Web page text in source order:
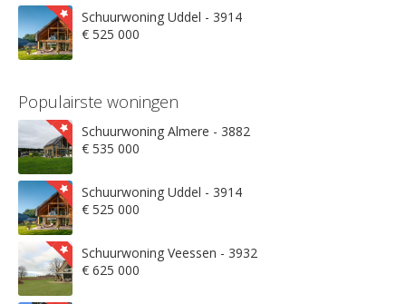
Schuurwoning Uddel - 3914
€ 525 000
Populairste woningen
Schuurwoning Almere - 3882
€ 535 000
Schuurwoning Uddel - 3914
€ 525 000
Schuurwoning Veessen - 3932
€ 625 000